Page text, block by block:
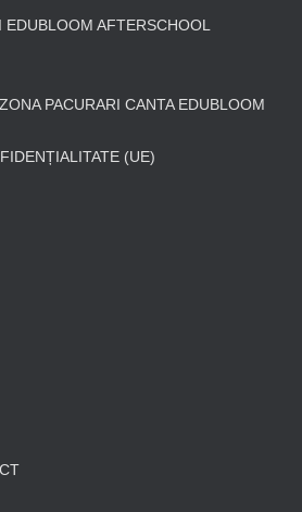
EDUBLOOM AFTERSCHOOL
PACURARI CANTA EDUBLOOM
(UE)